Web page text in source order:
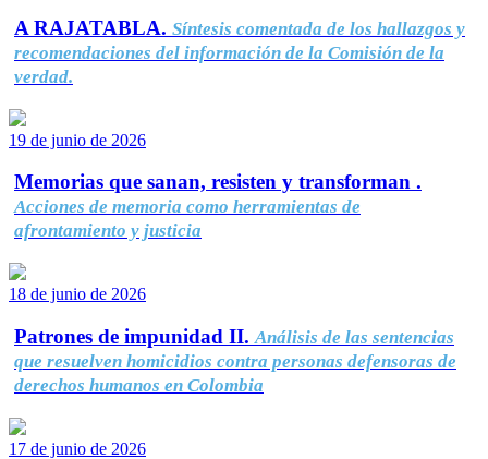
A RAJATABLA. Síntesis comentada de los hallazgos y
recomendaciones del información de la Comisión de la
verdad.
19 de junio de 2026
Memorias que sanan, resisten y transforman .
Acciones de memoria como herramientas de
afrontamiento y justicia
18 de junio de 2026
Patrones de impunidad II. Análisis de las sentencias
que resuelven homicidios contra personas defensoras de
derechos humanos en Colombia
17 de junio de 2026